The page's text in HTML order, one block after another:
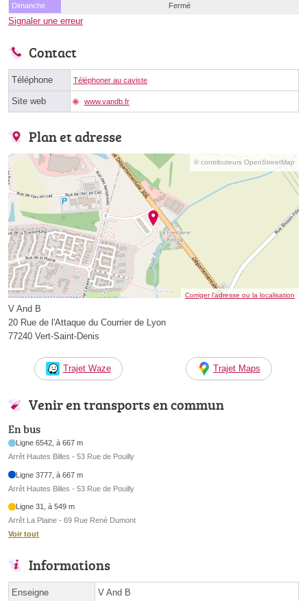
Dimanche
Fermé
Signaler une erreur
Contact
Téléphone Téléphoner au caviste
Site web www.vandb.fr
Plan et adresse
© contributeurs OpenStreetMap
Corriger l’adresse ou la localisation
V And B
20 Rue de l'Attaque du Courrier de Lyon
77240 Vert-Saint-Denis
Trajet Waze Trajet Maps
Venir en transports en commun
En bus
Ligne 6542, à 667 m
Arrêt Hautes Billes - 53 Rue de Pouilly
Ligne 3777, à 667 m
Arrêt Hautes Billes - 53 Rue de Pouilly
Ligne 31, à 549 m
Arrêt La Plaine - 69 Rue René Dumont
Voir tout
Informations
Enseigne V And B